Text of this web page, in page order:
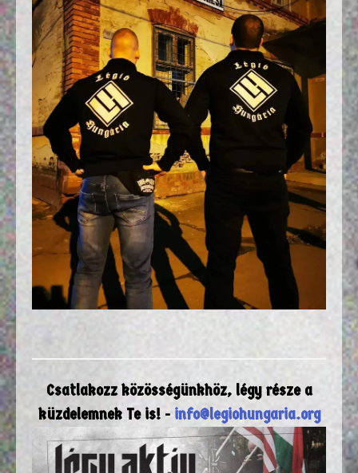
Csatlakozz közösségünkhöz, légy része a
küzdelemnek Te is! - info@legiohungaria.org